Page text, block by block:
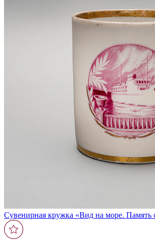
Сувенирная кружка «Вид на море. Память